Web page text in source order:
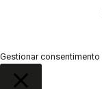
Gestionar consentimento